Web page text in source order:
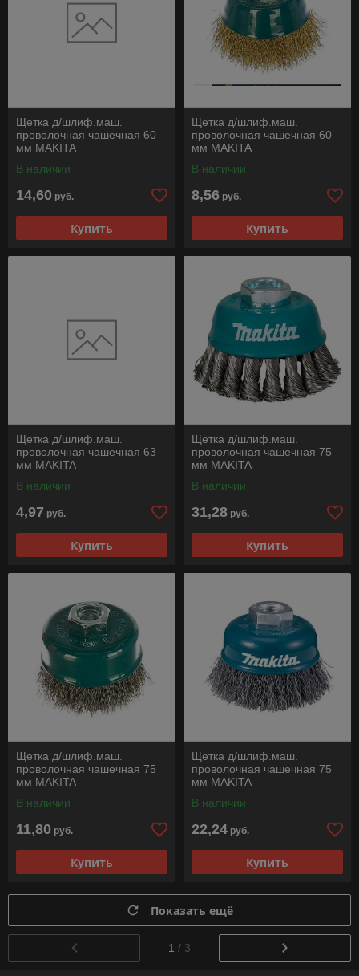
Щетка д/шлиф.маш.
проволочная чашечная 60
мм MAKITA
В наличии
14,60 руб.
Купить
Щетка д/шлиф.маш.
проволочная чашечная 60
мм MAKITA
В наличии
8,56 руб.
Купить
Щетка д/шлиф.маш.
проволочная чашечная 63
мм MAKITA
В наличии
4,97 руб.
Купить
Щетка д/шлиф.маш.
проволочная чашечная 75
мм MAKITA
В наличии
31,28 руб.
Купить
Щетка д/шлиф.маш.
проволочная чашечная 75
мм MAKITA
В наличии
11,80 руб.
Купить
Щетка д/шлиф.маш.
проволочная чашечная 75
мм MAKITA
В наличии
22,24 руб.
Купить
Показать ещё
1 / 3